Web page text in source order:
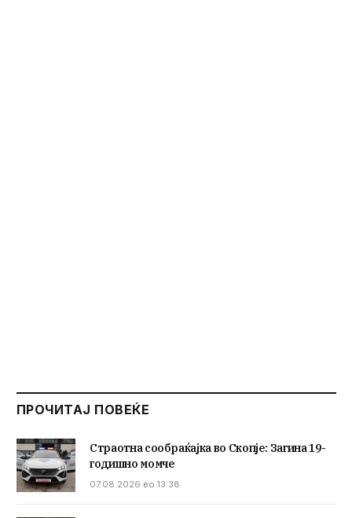
ПРОЧИТАЈ ПОВЕЌЕ
Страотна сообраќајка во Скопје: Загина 19-
годишно момче
07.08.2026 во 13:38